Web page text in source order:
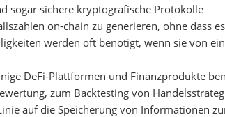
sogar sichere kryptografische Protokolle
on-chain zu generieren, ohne dass
werden oft benötigt, wenn sie von
DeFi-Plattformen und Finanzprodukte
zum Backtesting von
auf die Speicherung von Informationen